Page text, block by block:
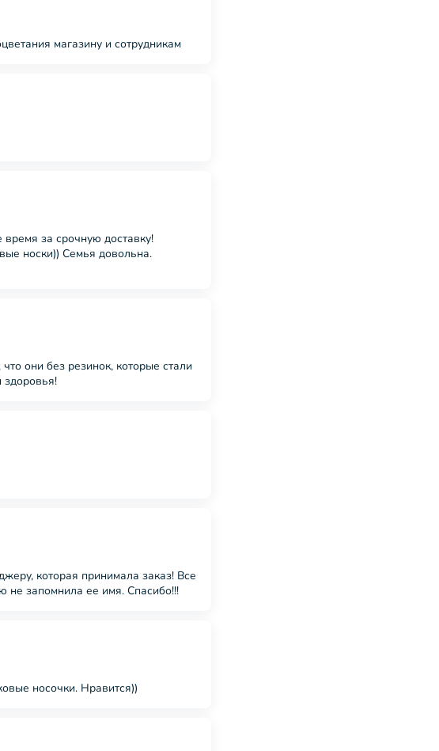
магазину и сотрудникам
за срочную доставку!
носки)) Семья довольна.
они без резинок, которые стали
здоровья!
которая принимала заказ! Все
не запомнила ее имя. Спасибо!!!
носочки. Нравится))